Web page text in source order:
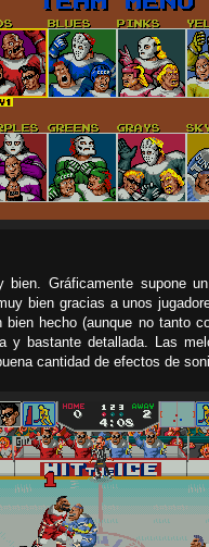
bien. Gráficamente supone
bien gracias a unos
bien hecho (aunque no tanto
y bastante detallada. Las
cantidad de efectos de